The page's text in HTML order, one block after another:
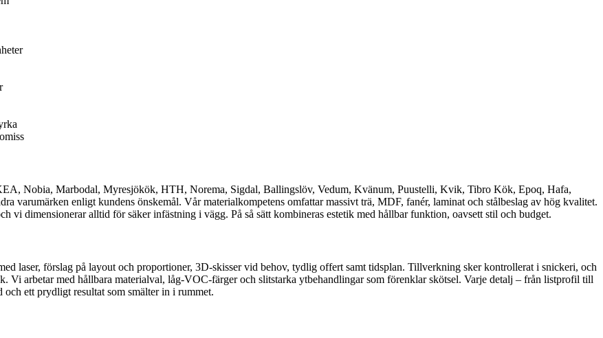
Nobia, Marbodal, Myresjökök, HTH, Norema, Sigdal, Ballingslöv, Vedum, Kvänum, Puustelli, Kvik, Tibro Kök, Epoq, Hafa,
varumärken enligt kundens önskemål. Vår materialkompetens omfattar massivt trä, MDF, fanér, laminat och stålbeslag av hög kvalitet.
vi dimensionerar alltid för säker infästning i vägg. På så sätt kombineras estetik med hållbar funktion, oavsett stil och budget.
laser, förslag på layout och proportioner, 3D‑skisser vid behov, tydlig offert samt tidsplan. Tillverkning sker kontrollerat i snickeri, och
Vi arbetar med hållbara materialval, låg-VOC-färger och slitstarka ytbehandlingar som förenklar skötsel. Varje detalj – från listprofil till
ett prydligt resultat som smälter in i rummet.